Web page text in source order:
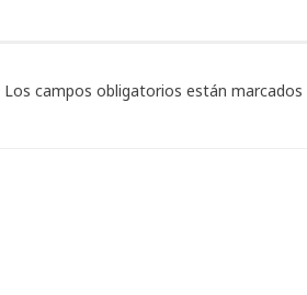
Los campos obligatorios están marcados